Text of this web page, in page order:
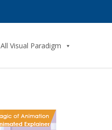
All Visual Paradigm